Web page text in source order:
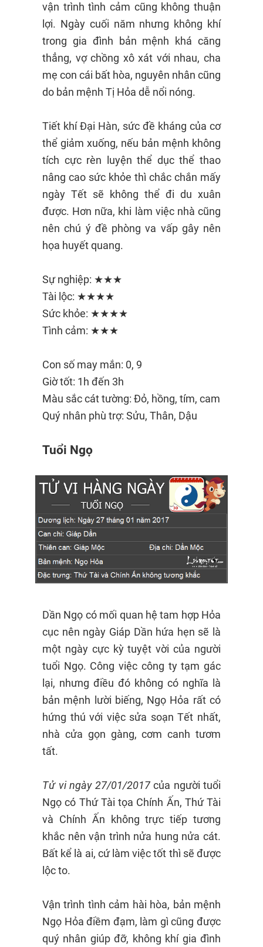
vận trình tình cảm cũng không thuận
lợi. Ngày cuối năm nhưng không khí
trong gia đình bản mệnh khá căng
thẳng, vợ chồng xô xát với nhau, cha
mẹ con cái bất hòa, nguyên nhân cũng
do bản mệnh Tị Hỏa dễ nổi nóng.
Tiết khí Đại Hàn, sức đề kháng của cơ
thể giảm xuống, nếu bản mệnh không
tích cực rèn luyện thể dục thể thao
nâng cao sức khỏe thì chắc chắn mấy
ngày Tết sẽ không thể đi du xuân
được. Hơn nữa, khi làm việc nhà cũng
nên chú ý đề phòng va vấp gây nên
họa huyết quang.
Sự nghiệp: ★★★
Tài lộc: ★★★★
Sức khỏe: ★★★★
Tình cảm: ★★★
Con số may mắn: 0, 9
Giờ tốt: 1h đến 3h
Màu sắc cát tường: Đỏ, hồng, tím, cam
Quý nhân phù trợ: Sửu, Thân, Dậu
Tuổi Ngọ
Dần Ngọ có mối quan hệ tam hợp Hỏa
cục nên ngày Giáp Dần hứa hẹn sẽ là
một ngày cực kỳ tuyệt vời của người
tuổi Ngọ. Công việc công ty tạm gác
lại, nhưng điều đó không có nghĩa là
bản mệnh lười biếng, Ngọ Hỏa rất có
hứng thú với việc sửa soạn Tết nhất,
nhà cửa gọn gàng, cơm canh tươm
tất.
Tử vi ngày 27/01/2017của người tuổi
Ngọ có Thứ Tài tọa Chính Ấn, Thứ Tài
và Chính Ấn không trực tiếp tương
khắc nên vận trình nửa hung nửa cát.
Bất kể là ai, cứ làm việc tốt thì sẽ được
lộc to.
Vận trình tình cảm hài hòa, bản mệnh
Ngọ Hỏa điềm đạm, làm gì cũng được
quý nhân giúp đỡ, không khí gia đình